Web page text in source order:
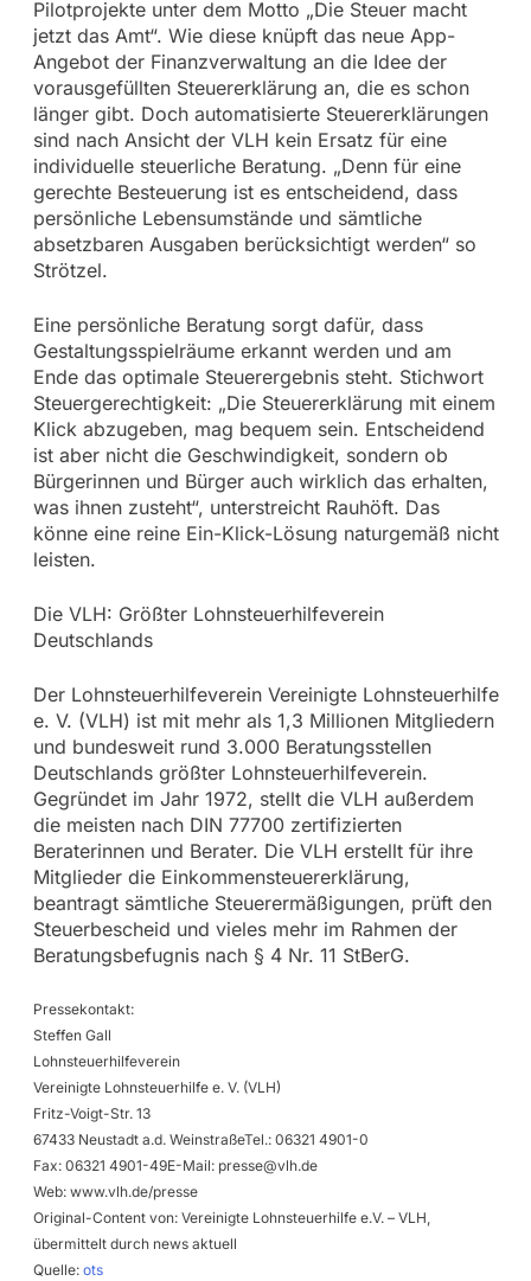
Pilotprojekte unter dem Motto „Die Steuer macht
jetzt das Amt“. Wie diese knüpft das neue App-
Angebot der Finanzverwaltung an die Idee der
vorausgefüllten Steuererklärung an, die es schon
länger gibt. Doch automatisierte Steuererklärungen
sind nach Ansicht der VLH kein Ersatz für eine
individuelle steuerliche Beratung. „Denn für eine
gerechte Besteuerung ist es entscheidend, dass
persönliche Lebensumstände und sämtliche
absetzbaren Ausgaben berücksichtigt werden“ so
Strötzel.
Eine persönliche Beratung sorgt dafür, dass
Gestaltungsspielräume erkannt werden und am
Ende das optimale Steuerergebnis steht. Stichwort
Steuergerechtigkeit: „Die Steuererklärung mit einem
Klick abzugeben, mag bequem sein. Entscheidend
ist aber nicht die Geschwindigkeit, sondern ob
Bürgerinnen und Bürger auch wirklich das erhalten,
was ihnen zusteht“, unterstreicht Rauhöft. Das
könne eine reine Ein-Klick-Lösung naturgemäß nicht
leisten.
Die VLH: Größter Lohnsteuerhilfeverein
Deutschlands
Der Lohnsteuerhilfeverein Vereinigte Lohnsteuerhilfe
e. V. (VLH) ist mit mehr als 1,3 Millionen Mitgliedern
und bundesweit rund 3.000 Beratungsstellen
Deutschlands größter Lohnsteuerhilfeverein.
Gegründet im Jahr 1972, stellt die VLH außerdem
die meisten nach DIN 77700 zertifizierten
Beraterinnen und Berater. Die VLH erstellt für ihre
Mitglieder die Einkommensteuererklärung,
beantragt sämtliche Steuerermäßigungen, prüft den
Steuerbescheid und vieles mehr im Rahmen der
Beratungsbefugnis nach § 4 Nr. 11 StBerG.
Pressekontakt:
Steffen Gall
Lohnsteuerhilfeverein
Vereinigte Lohnsteuerhilfe e. V. (VLH)
Fritz-Voigt-Str. 13
67433 Neustadt a.d. WeinstraßeTel.: 06321 4901-0
Fax: 06321 4901-49E-Mail: presse@vlh.de
Web: www.vlh.de/presse
Original-Content von: Vereinigte Lohnsteuerhilfe e.V. – VLH,
übermittelt durch news aktuell
Quelle: ots